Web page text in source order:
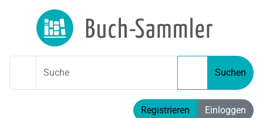
Suche Suchen
Registrieren Einloggen